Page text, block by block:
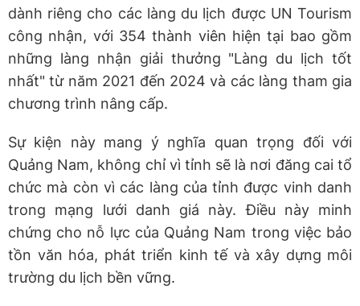
dành riêng cho các làng du lịch được UN Tourism
công nhận, với 354 thành viên hiện tại bao gồm
những làng nhận giải thưởng "Làng du lịch tốt
nhất" từ năm 2021 đến 2024 và các làng tham gia
chương trình nâng cấp.
Sự kiện này mang ý nghĩa quan trọng đối với
Quảng Nam, không chỉ vì tỉnh sẽ là nơi đăng cai tổ
chức mà còn vì các làng của tỉnh được vinh danh
trong mạng lưới danh giá này. Điều này minh
chứng cho nỗ lực của Quảng Nam trong việc bảo
tồn văn hóa, phát triển kinh tế và xây dựng môi
trường du lịch bền vững.